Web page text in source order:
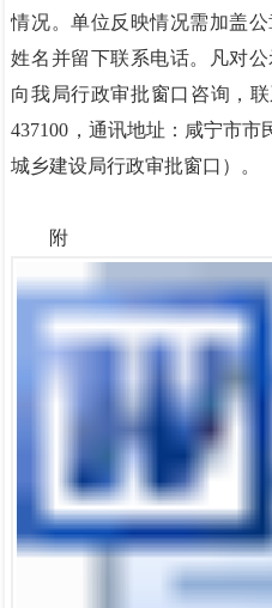
情况。单位反映情况需加盖
姓名并留下联系电话。凡对
向我局行政审批窗口咨询，联
437100，通讯地址：咸宁市
城乡建设局行政审批窗口）。
附